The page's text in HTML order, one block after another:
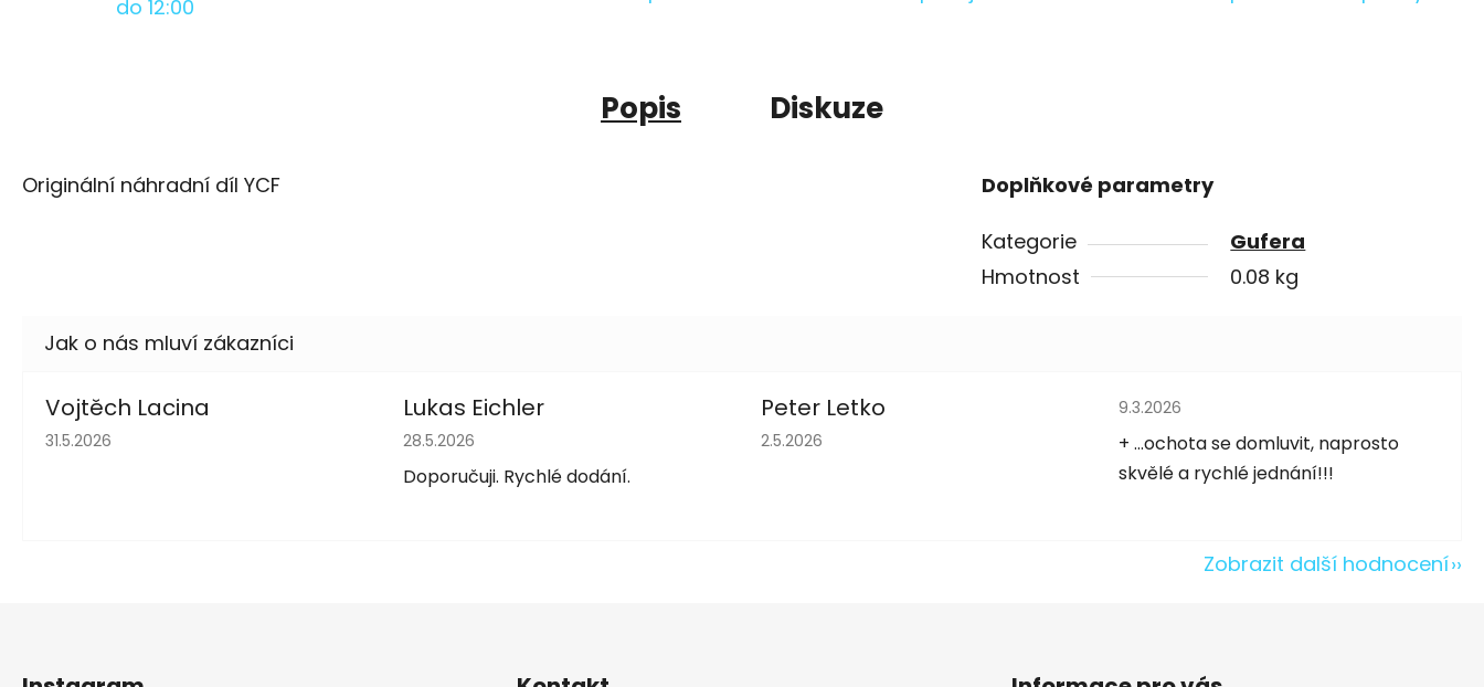
do 12:00
Popis Diskuze
Originální náhradní díl YCF Doplňkové parametry
Kategorie
Gufera
Hmotnost
0.08 kg
Vojtěch Lacina
Hodnocení obchodu je 5 z 5 hvězdiček.
31.5.2026
Lukas Eichler
Hodnocení obchodu je 5 z 5 hvězdiček.
28.5.2026
Doporučuji. Rychlé dodání.
Peter Letko
Hodnocení obchodu je 5 z 5 hvězdiček.
2.5.2026
Hodnocení obchodu je 5 z 5 hvězdiček.
9.3.2026
+ ...ochota se domluvit, naprosto
skvělé a rychlé jednání!!!
Zobrazit další hodnocení